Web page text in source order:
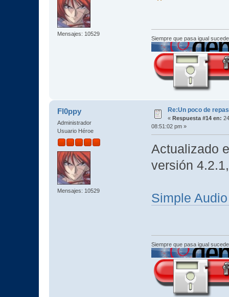
Mensajes: 10529
Siempre que pasa igual
Fl0ppy
Administrador
Usuario Héroe
Mensajes: 10529
Re:Un poco de
« Respuesta #14 en:
08:51:02 pm »
Actualizado
versión
Simple
Siempre que pasa igual